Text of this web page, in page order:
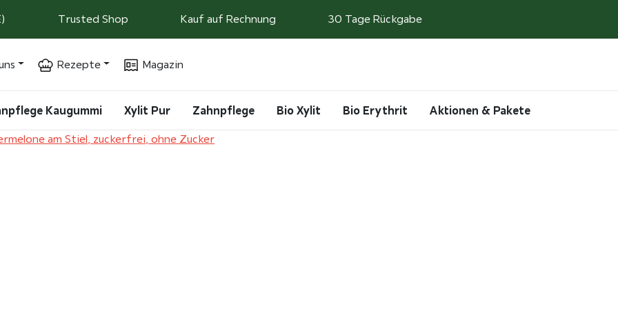
Trusted Shop Kauf auf Rechnung 30 Tage Rückgabe
Rezepte Magazin
Kaugummi Xylit Pur Zahnpflege Bio Xylit Bio Erythrit Aktionen & Pakete